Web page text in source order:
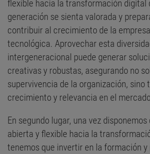
flexible hacia la transformación digital
generación se sienta valorada y
contribuir al crecimiento de la
tecnológica. Aprovechar esta
intergeneracional puede generar
creativas y robustas, asegurando no
supervivencia de la organización, sino
crecimiento y relevancia en el
En segundo lugar, una vez
abierta y flexible hacia la
tenemos que invertir en la formación